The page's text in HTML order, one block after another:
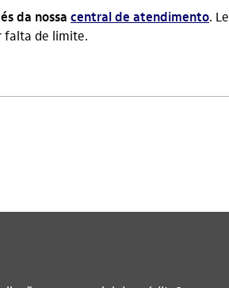
da nossa central de atendimento.
falta de limite.